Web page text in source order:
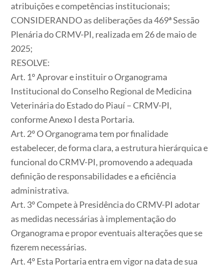
atribuições e competências institucionais;
CONSIDERANDO as deliberações da 469ª Sessão
Plenária do CRMV-PI, realizada em 26 de maio de
2025;
RESOLVE:
Art. 1º Aprovar e instituir o Organograma
Institucional do Conselho Regional de Medicina
Veterinária do Estado do Piauí – CRMV-PI,
conforme Anexo I desta Portaria.
Art. 2º O Organograma tem por finalidade
estabelecer, de forma clara, a estrutura hierárquica e
funcional do CRMV-PI, promovendo a adequada
definição de responsabilidades e a eficiência
administrativa.
Art. 3º Compete à Presidência do CRMV-PI adotar
as medidas necessárias à implementação do
Organograma e propor eventuais alterações que se
fizerem necessárias.
Art. 4º Esta Portaria entra em vigor na data de sua